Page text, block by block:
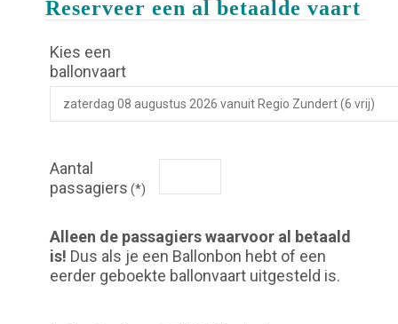
Reserveer een al betaalde vaart
Kies een
ballonvaart
Aantal
passagiers (*)
Alleen de passagiers waarvoor al betaald
is! Dus als je een Ballonbon hebt of een
eerder geboekte ballonvaart uitgesteld is.